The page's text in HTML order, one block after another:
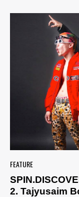
FEATURE
2. Tajyusaim